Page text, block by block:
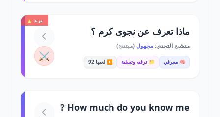
ترند 🔥
ماذا تعرف عن نجوى كرم ؟
منشئ التحدي:مجهول (مبتدئ)
🧠 معرفي 📁 ترفيه وتسلية ▶️ لعبها 92 ⚔️
How much do you know me ?